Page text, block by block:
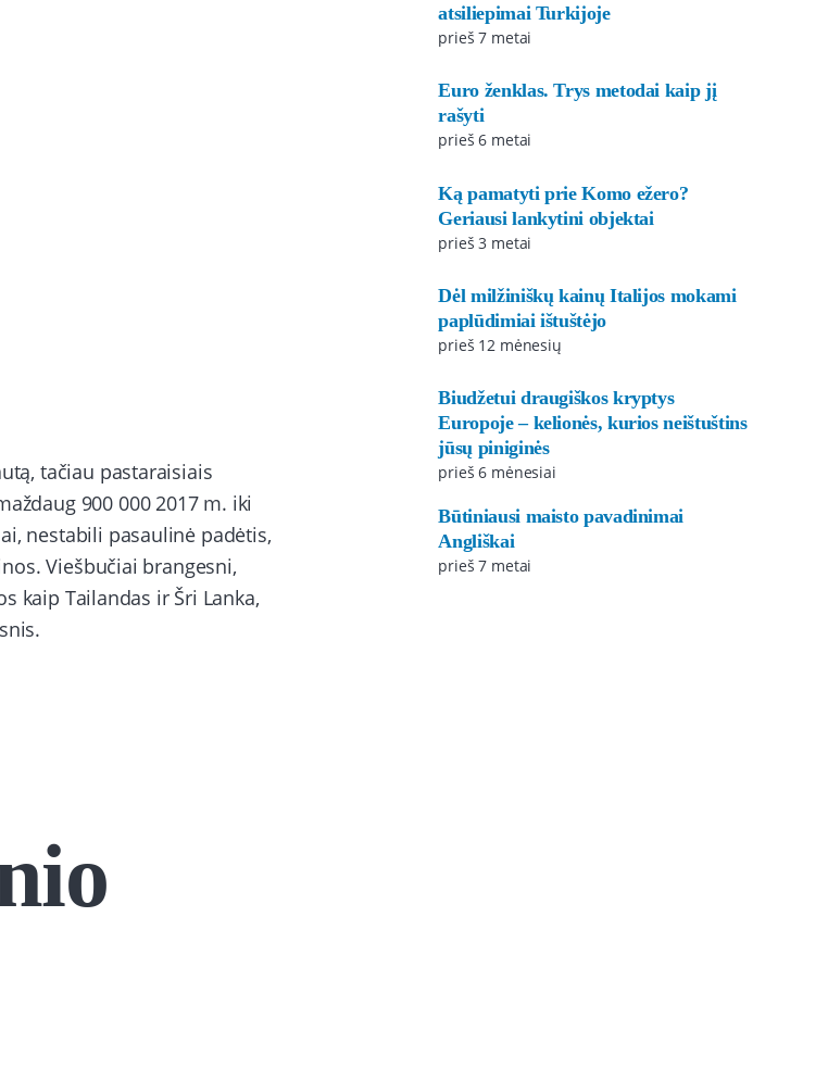
tačiau pastaraisiais
900 000 2017 m. iki
nestabili pasaulinė padėtis,
Viešbučiai brangesni,
kaip Tailandas ir Šri Lanka,
atsiliepimai Turkijoje
prieš 7 metai
Euro ženklas. Trys metodai kaip jį
rašyti
prieš 6 metai
Ką pamatyti prie Komo ežero?
Geriausi lankytini objektai
prieš 3 metai
Dėl milžiniškų kainų Italijos mokami
paplūdimiai ištuštėjo
prieš 12 mėnesių
Biudžetui draugiškos kryptys
Europoje – kelionės, kurios neištuštins
jūsų piniginės
prieš 6 mėnesiai
Būtiniausi maisto pavadinimai
Angliškai
prieš 7 metai